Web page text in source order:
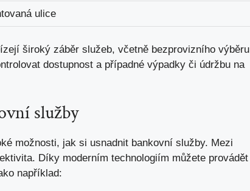
ulice
široký záběr služeb,⁣ včetně bezprovizního výběru
dostupnost a případné výpadky či⁤ údržbu na
⁤služby
možnosti, jak si usnadnit bankovní služby. Mezi⁣
Díky moderním technologiím můžete provádět
například: